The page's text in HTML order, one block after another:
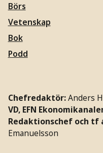
Börs
Vetenskap
Bok
Podd
Chefredaktör:Anders
VD, EFN
Redaktionschef och tf
Emanuelsson